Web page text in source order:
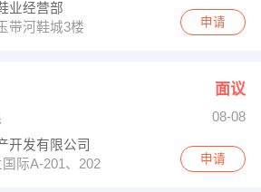
业经营部
带河鞋城3楼
申请
面议
08-08
开发有限公司
际A-201、202
申请